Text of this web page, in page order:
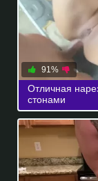
91%
Отличная
стонами